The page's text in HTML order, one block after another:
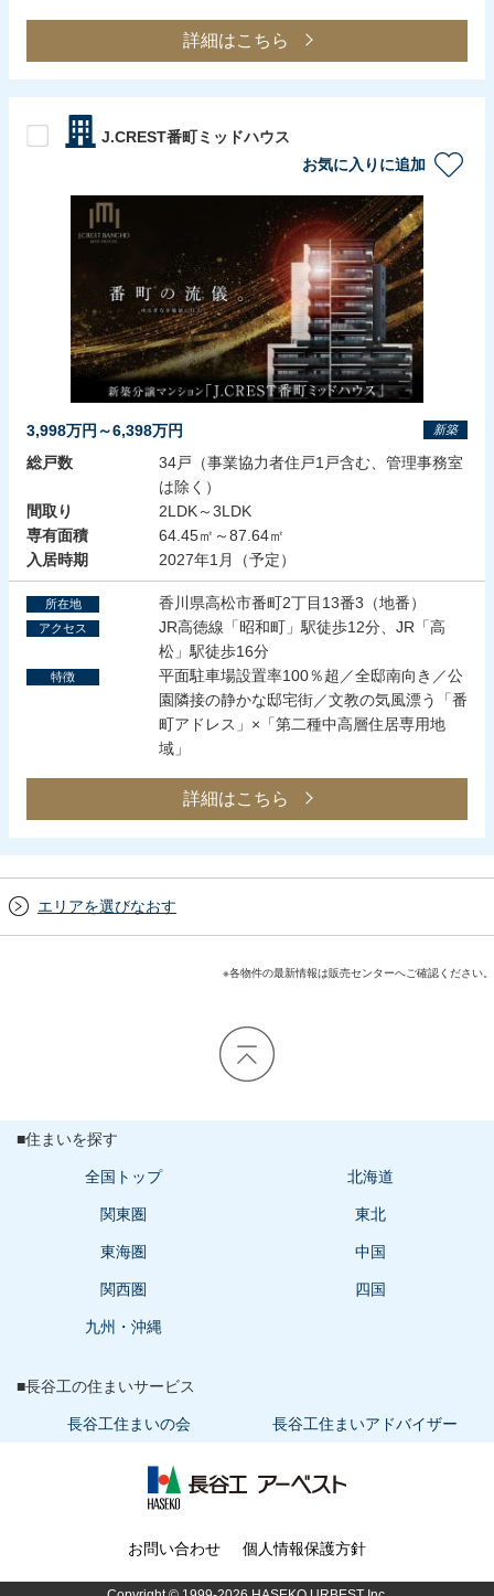
詳細はこちら
J.CREST番町ミッドハウス
お気に入りに追加
3,998万円～6,398万円 新築
総戸数
34戸（事業協力者住戸1戸含む、管理事務室
は除く）
間取り
2LDK～3LDK
専有面積
64.45㎡～87.64㎡
入居時期
2027年1月（予定）
所在地 香川県高松市番町2丁目13番3（地番）
アクセス
JR高徳線「昭和町」駅徒歩12分、JR「高
松」駅徒歩16分
特徴
平面駐車場設置率100％超／全邸南向き／公
園隣接の静かな邸宅街／文教の気風漂う「番
町アドレス」×「第二種中高層住居専用地
域」
詳細はこちら
エリアを選びなおす
※各物件の最新情報は販売センターへご確認ください。
■住まいを探す
全国トップ 北海道
関東圏 東北
東海圏 中国
関西圏 四国
九州・沖縄
■長谷工の住まいサービス
長谷工住まいの会 長谷工住まいアドバイザー
お問い合わせ 個人情報保護方針